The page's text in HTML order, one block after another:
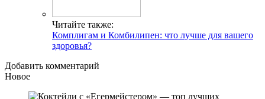
Читайте также:
Комплигам и Комбилипен: что лучше для вашего
здоровья?
Добавить комментарий
Новое